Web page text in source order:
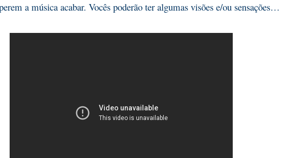
a música acabar. Vocês poderão ter algumas visões e/ou sensações…